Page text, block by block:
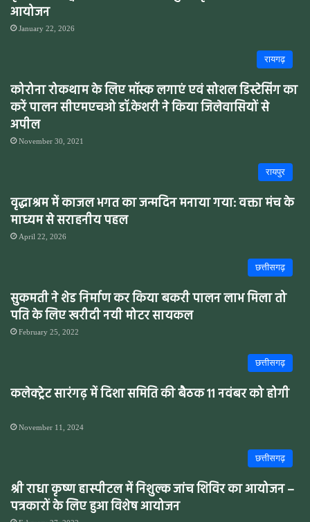
आयोजन
January 22, 2026
रायगढ़
कोरोना रोकथाम के लिए मॉस्क लगाएं एवं सोशल डिस्टेसिंग का
करें पालन सीएमएचओ डॉ.केशरी ने किया जिलेवासियों से
अपील
November 30, 2021
रायपुर
वृद्धाश्रम में काजल भगत का जन्मदिन मनाया गया: वक्ता मंच के
माध्यम से सराहनीय पहल
April 22, 2026
छत्तीसगढ़
सुकमती ने शेड निर्माण कर किया बकरी पालन लाभ मिला तो
पति के लिए खरीदी नयी मोटर सायकल
February 25, 2022
छत्तीसगढ़
कलेक्ट्रेट सारंगढ़ में दिशा समिति की बैठक 11 नवंबर को होगी
November 11, 2024
छत्तीसगढ़
श्री राधा कृष्ण हास्पीटल में निशुल्क जांच शिविर का आयोजन –
पत्रकारों के लिए हुआ विशेष आयोजन